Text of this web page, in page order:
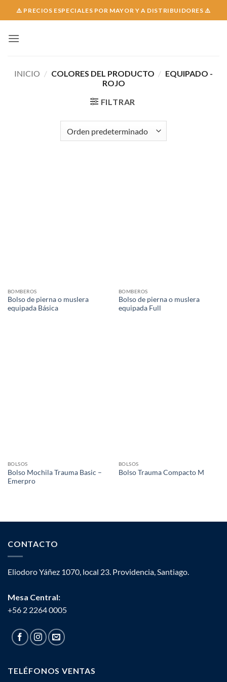
to
⚠️ PRECIOS ESPECIALES POR MAYOR Y A DISTRIBUIDORES ⚠️
INICIO / COLORES DEL PRODUCTO / EQUIPADO -
ROJO
FILTRAR
BOMBEROS
Bolso de pierna o muslera
equipada Básica
BOMBEROS
Bolso de pierna o muslera
equipada Full
BOLSOS
Bolso Mochila Trauma Basic –
Emerpro
BOLSOS
Bolso Trauma Compacto M
CONTACTO
Eliodoro Yáñez 1070, local 23. Providencia, Santiago.
Mesa Central:
+56 2 2264 0005
TELÉFONOS VENTAS